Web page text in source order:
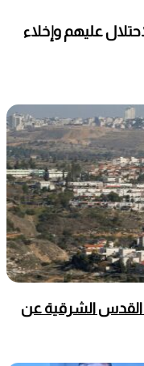
الاحتلال عليهم وإخلاء
الشرقية عن